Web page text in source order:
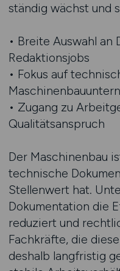
ständig wächst und
• Breite Auswahl an
Redaktionsjobs
• Fokus auf
• Zugang zu
Qualitätsanspruch
Der Maschinenbau
technische
Stellenwert hat.
Dokumentation die
reduziert und
Fachkräfte, die
deshalb langfristig